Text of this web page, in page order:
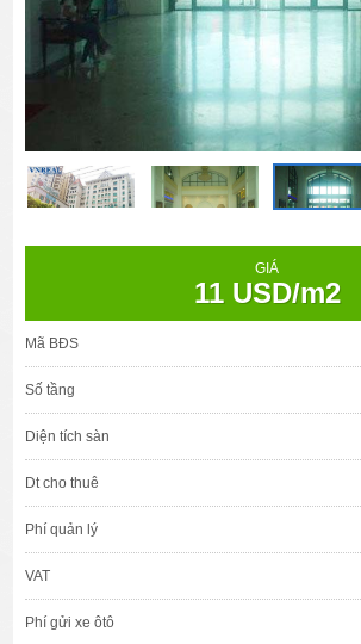
GIÁ
11 USD/m2
Mã BĐS
Số tầng
Diện tích sàn
Dt cho thuê
Phí quản lý
VAT
Phí gửi xe ôtô